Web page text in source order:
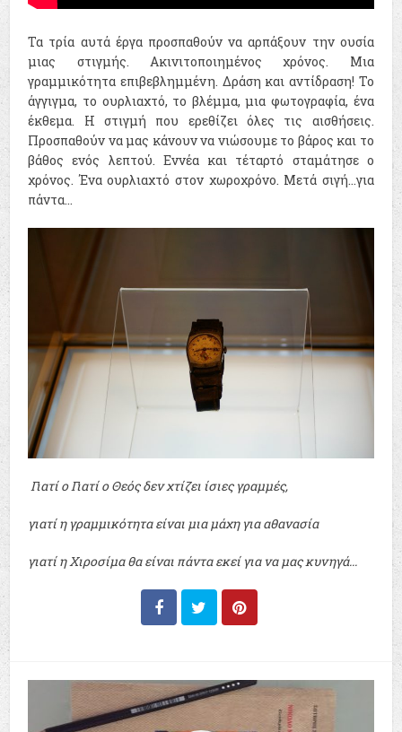
Τα τρία αυτά έργα προσπαθούν να αρπάξουν την ουσία
μιας στιγμής. Ακινιτοποιημένος χρόνος. Μια
γραμμικότητα επιβεβλημμένη. Δράση και αντίδραση! Το
άγγιγμα, το ουρλιαχτό, το βλέμμα, μια φωτογραφία, ένα
έκθεμα. Η στιγμή που ερεθίζει όλες τις αισθήσεις.
Προσπαθούν να μας κάνουν να νιώσουμε το βάρος και το
βάθος ενός λεπτού. Εννέα και τέταρτό σταμάτησε ο
χρόνος. Ένα ουρλιαχτό στον χωροχρόνο. Μετά σιγή...για
πάντα...
Γιατί ο Γιατί ο Θεός δεν χτίζει ίσιες γραμμές,
γιατί η γραμμικότητα είναι μια μάχη για αθανασία
γιατί η Χιροσίμα θα είναι πάντα εκεί για να μας κυνηγά...